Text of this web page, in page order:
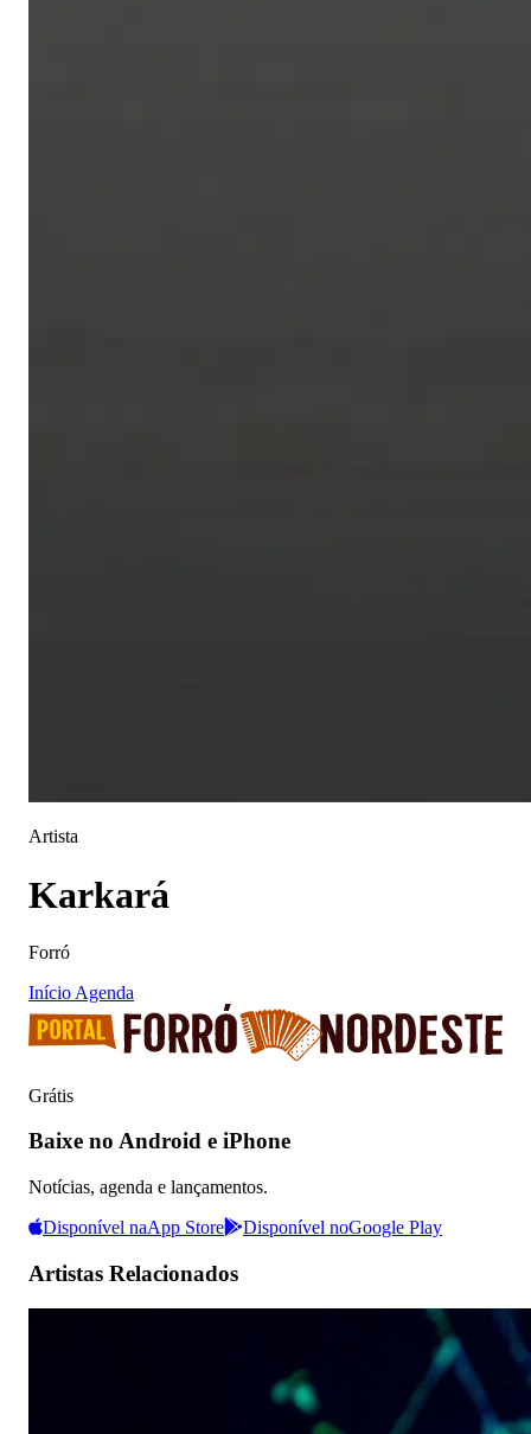
Artista
Karkará
Forró
Início Agenda
Grátis
Baixe no Android e iPhone
Notícias, agenda e lançamentos.
Disponível naApp Store Disponível noGoogle Play
Artistas Relacionados